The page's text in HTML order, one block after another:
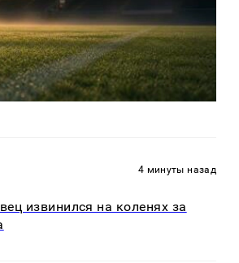
4 минуты назад
извинился на коленях за